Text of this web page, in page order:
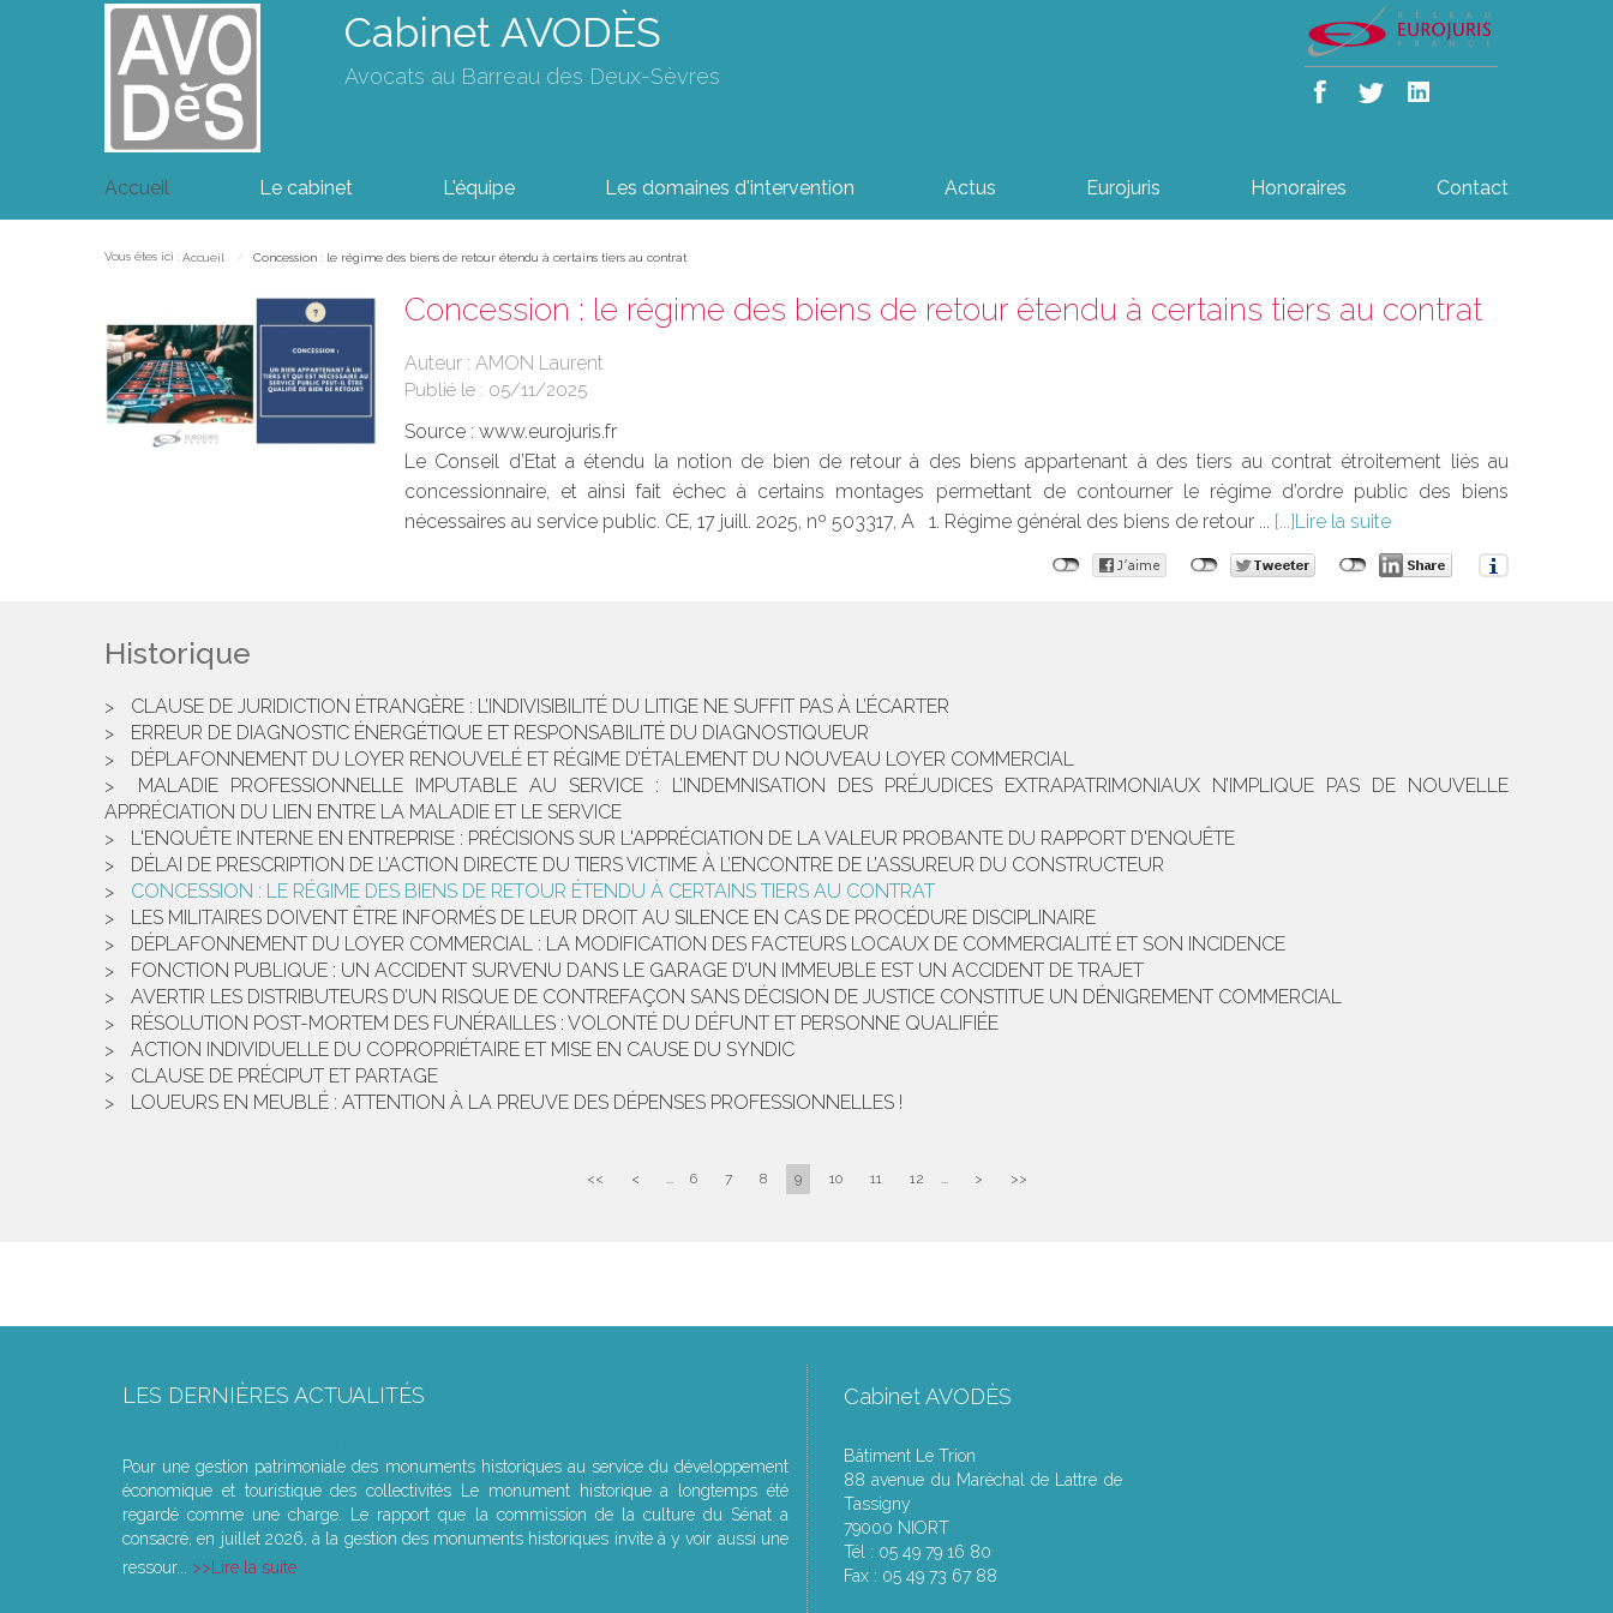
Cabinet AVODÈS
Avocats au Barreau des Deux-Sèvres
Accueil Le cabinet L'équipe Les domaines d'intervention Actus Eurojuris Honoraires Contact
Vous êtes ici : Accueil Concession : le régime des biens de retour étendu à certains tiers au contrat
Concession : le régime des biens de retour étendu à certains tiers au contrat
Auteur : AMON Laurent
Publié le : 05/11/2025
Source : www.eurojuris.fr
Le Conseil d’Etat a étendu la notion de bien de retour à des biens appartenant à des tiers au contrat étroitement liés au
concessionnaire, et ainsi fait échec à certains montages permettant de contourner le régime d’ordre public des biens
nécessaires au service public. CE, 17 juill. 2025, nº 503317, A 1. Régime général des biens de retour ...
Lire la suite
Historique
CLAUSE DE JURIDICTION ÉTRANGÈRE : L’INDIVISIBILITÉ DU LITIGE NE SUFFIT PAS À L’ÉCARTER
ERREUR DE DIAGNOSTIC ÉNERGÉTIQUE ET RESPONSABILITÉ DU DIAGNOSTIQUEUR
DÉPLAFONNEMENT DU LOYER RENOUVELÉ ET RÉGIME D’ÉTALEMENT DU NOUVEAU LOYER COMMERCIAL
MALADIE PROFESSIONNELLE IMPUTABLE AU SERVICE : L’INDEMNISATION DES PRÉJUDICES EXTRAPATRIMONIAUX N’IMPLIQUE PAS DE NOUVELLE
APPRÉCIATION DU LIEN ENTRE LA MALADIE ET LE SERVICE
L'ENQUÊTE INTERNE EN ENTREPRISE : PRÉCISIONS SUR L'APPRÉCIATION DE LA VALEUR PROBANTE DU RAPPORT D'ENQUÊTE
DÉLAI DE PRESCRIPTION DE L’ACTION DIRECTE DU TIERS VICTIME À L’ENCONTRE DE L’ASSUREUR DU CONSTRUCTEUR
CONCESSION : LE RÉGIME DES BIENS DE RETOUR ÉTENDU À CERTAINS TIERS AU CONTRAT
LES MILITAIRES DOIVENT ÊTRE INFORMÉS DE LEUR DROIT AU SILENCE EN CAS DE PROCÉDURE DISCIPLINAIRE
DÉPLAFONNEMENT DU LOYER COMMERCIAL : LA MODIFICATION DES FACTEURS LOCAUX DE COMMERCIALITÉ ET SON INCIDENCE
FONCTION PUBLIQUE : UN ACCIDENT SURVENU DANS LE GARAGE D’UN IMMEUBLE EST UN ACCIDENT DE TRAJET
AVERTIR LES DISTRIBUTEURS D’UN RISQUE DE CONTREFAÇON SANS DÉCISION DE JUSTICE CONSTITUE UN DÉNIGREMENT COMMERCIAL
RÉSOLUTION POST-MORTEM DES FUNÉRAILLES : VOLONTÉ DU DÉFUNT ET PERSONNE QUALIFIÉE
ACTION INDIVIDUELLE DU COPROPRIÉTAIRE ET MISE EN CAUSE DU SYNDIC
CLAUSE DE PRÉCIPUT ET PARTAGE
LOUEURS EN MEUBLÉ : ATTENTION À LA PREUVE DES DÉPENSES PROFESSIONNELLES !
<< < ... 6 7 8 9 10 11 12 ... > >>
LES DERNIÈRES ACTUALITÉS
Pour une gestion patrimoniale des monuments historiques au service du développement
économique et touristique des collectivités Le monument historique a longtemps été
regardé comme une charge. Le rapport que la commission de la culture du Sénat a
consacré, en juillet 2026, à la gestion des monuments historiques invite à y voir aussi une
ressour...
Lire la suite
Cabinet AVODÈS
Bâtiment Le Trion
88 avenue du Maréchal de Lattre de
Tassigny
79000 NIORT
Tél : 05 49 79 16 80
Fax : 05 49 73 67 88